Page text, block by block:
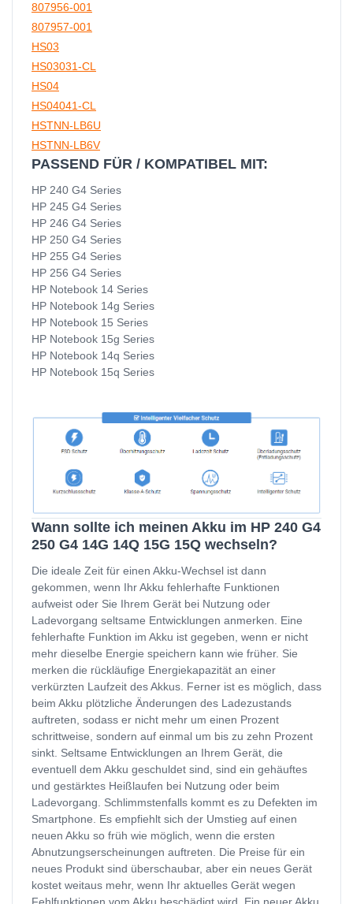
807956-001
807957-001
HS03
HS03031-CL
HS04
HS04041-CL
HSTNN-LB6U
HSTNN-LB6V
PASSEND FÜR / KOMPATIBEL MIT:
HP 240 G4 Series
HP 245 G4 Series
HP 246 G4 Series
HP 250 G4 Series
HP 255 G4 Series
HP 256 G4 Series
HP Notebook 14 Series
HP Notebook 14g Series
HP Notebook 15 Series
HP Notebook 15g Series
HP Notebook 14q Series
HP Notebook 15q Series
Wann sollte ich meinen Akku im HP 240 G4
250 G4 14G 14Q 15G 15Q wechseln?
Die ideale Zeit für einen Akku-Wechsel ist dann
gekommen, wenn Ihr Akku fehlerhafte Funktionen
aufweist oder Sie Ihrem Gerät bei Nutzung oder
Ladevorgang seltsame Entwicklungen anmerken. Eine
fehlerhafte Funktion im Akku ist gegeben, wenn er nicht
mehr dieselbe Energie speichern kann wie früher. Sie
merken die rückläufige Energiekapazität an einer
verkürzten Laufzeit des Akkus. Ferner ist es möglich, dass
beim Akku plötzliche Änderungen des Ladezustands
auftreten, sodass er nicht mehr um einen Prozent
schrittweise, sondern auf einmal um bis zu zehn Prozent
sinkt. Seltsame Entwicklungen an Ihrem Gerät, die
eventuell dem Akku geschuldet sind, sind ein gehäuftes
und gestärktes Heißlaufen bei Nutzung oder beim
Ladevorgang. Schlimmstenfalls kommt es zu Defekten im
Smartphone. Es empfiehlt sich der Umstieg auf einen
neuen Akku so früh wie möglich, wenn die ersten
Abnutzungserscheinungen auftreten. Die Preise für ein
neues Produkt sind überschaubar, aber ein neues Gerät
kostet weitaus mehr, wenn Ihr aktuelles Gerät wegen
Fehlfunktionen vom Akku beschädigt wird. Ein neuer Akku